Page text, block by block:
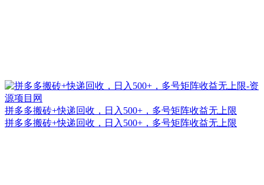
拼多多搬砖+快递回收，日入500+，多号矩阵收益无上限
拼多多搬砖+快递回收，日入500+，多号矩阵收益无上限